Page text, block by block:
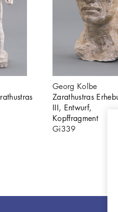
Georg Kolbe
Zarathustras
III, Entwurf,
Kopffragment
Gi339